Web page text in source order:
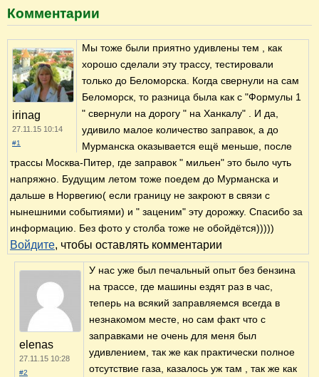
Комментарии
irinag
27.11.15 10:14
#1
Мы тоже были приятно удивлены тем , как
хорошо сделали эту трассу, тестировали
только до Беломорска. Когда свернули на сам
Беломорск, то разница была как с "Формулы 1
" свернули на дорогу " на Ханкалу" . И да,
удивило малое количество заправок, а до
Мурманска оказывается ещё меньше, после
трассы Москва-Питер, где заправок " мильен" это было чуть
напряжно. Будущим летом тоже поедем до Мурманска и
дальше в Норвегию( если границу не закроют в связи с
нынешними событиями) и " заценим" эту дорожку. Спасибо за
информацию. Без фото у столба тоже не обойдётся)))))
Войдите, чтобы оставлять комментарии
elenas
27.11.15 10:28
#2
У нас уже был печальный опыт без бензина
на трассе, где машины ездят раз в час,
теперь на всякий заправляемся всегда в
незнакомом месте, но сам факт что с
заправками не очень для меня был
удивлением, так же как практически полное
отсутствие газа, казалось уж там , так же как